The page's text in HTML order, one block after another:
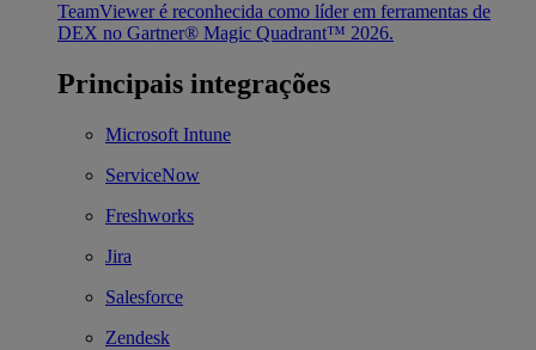
TeamViewer é reconhecida como líder em ferramentas de
DEX no Gartner® Magic Quadrant™ 2026.
Principais integrações
Microsoft Intune
ServiceNow
Freshworks
Jira
Salesforce
Zendesk